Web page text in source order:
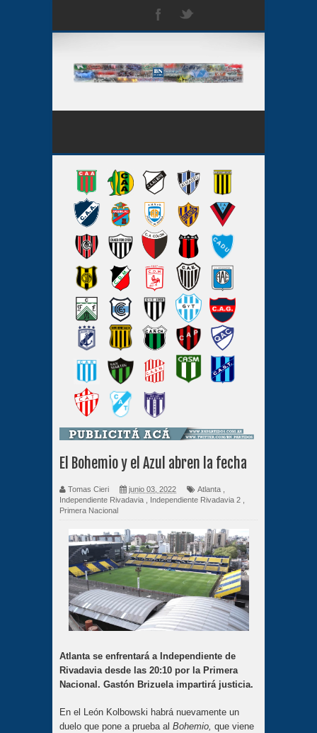
El Bohemio y el Azul abren la fecha
Tomas Cieri junio 03, 2022 Atlanta
Independiente Rivadavia
Independiente Rivadavia 2
Primera Nacional
Atlanta se enfrentará a Independiente de
Rivadavia desde las 20:10 por la Primera
Nacional. Gastón Brizuela impartirá justicia.
En el León Kolbowski habrá nuevamente un
duelo que pone a prueba al Bohemio, que viene